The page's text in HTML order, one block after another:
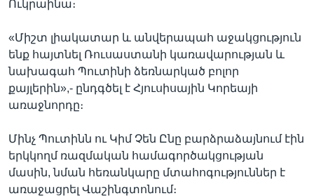
Ուկրաինա։
«Միշտ լիակատար և անվերապահ աջակցություն
ենք հայտնել Ռուսաստանի կառավարության և
նախագահ Պուտինի ձեռնարկած բոլոր
քայլերին»,- ընդգծել է Հյուսիսային Կորեայի
առաջնորդը։
Մինչ Պուտինն ու Կիմ Չեն Ընը բարձրաձայնում էին
երկկողմ ռազմական համագործակցության
մասին, նման հեռանկարը մտահոգություններ է
առաջացրել Վաշինգտոնում։